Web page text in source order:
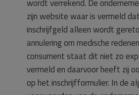
wordt verrekend. De
zijn website waar is vermeld
inschrijfgeld alleen wordt
annulering om medische
consument staat dit niet zo
vermeld en daarvoor heeft zij
op het inschrijfformulier. In de